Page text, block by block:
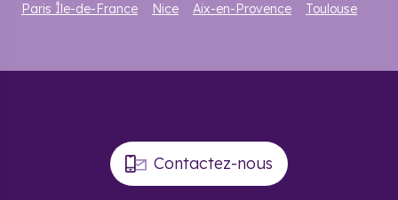
Paris Île-de-France
Nice Aix-en-Provence Toulouse
Contactez-nous